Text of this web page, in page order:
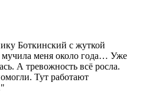
Боткинский с жуткой
мучила меня около года… Уже
А тревожность всё росла.
Тут работают